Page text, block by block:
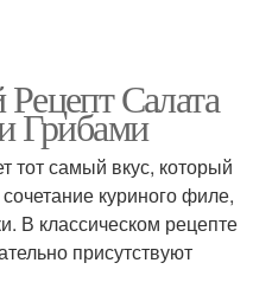
Салата
Грибами
тот самый вкус, который
куриного филе,
В классическом рецепте
присутствуют